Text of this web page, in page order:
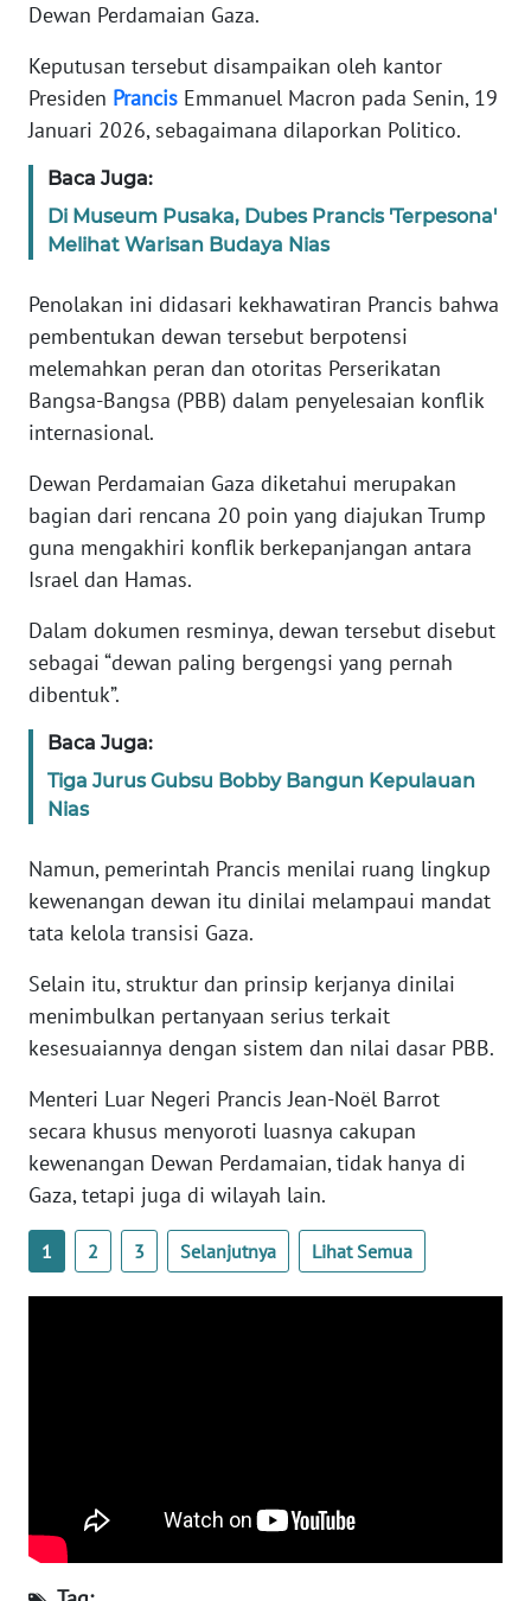
Dewan Perdamaian Gaza.
Keputusan tersebut disampaikan oleh kantor
Presiden Prancis Emmanuel Macron pada Senin, 19
Januari 2026, sebagaimana dilaporkan Politico.
Baca Juga:
Di Museum Pusaka, Dubes Prancis 'Terpesona'
Melihat Warisan Budaya Nias
Penolakan ini didasari kekhawatiran Prancis bahwa
pembentukan dewan tersebut berpotensi
melemahkan peran dan otoritas Perserikatan
Bangsa-Bangsa (PBB) dalam penyelesaian konflik
internasional.
Dewan Perdamaian Gaza diketahui merupakan
bagian dari rencana 20 poin yang diajukan Trump
guna mengakhiri konflik berkepanjangan antara
Israel dan Hamas.
Dalam dokumen resminya, dewan tersebut disebut
sebagai “dewan paling bergengsi yang pernah
dibentuk”.
Baca Juga:
Tiga Jurus Gubsu Bobby Bangun Kepulauan
Nias
Namun, pemerintah Prancis menilai ruang lingkup
kewenangan dewan itu dinilai melampaui mandat
tata kelola transisi Gaza.
Selain itu, struktur dan prinsip kerjanya dinilai
menimbulkan pertanyaan serius terkait
kesesuaiannya dengan sistem dan nilai dasar PBB.
Menteri Luar Negeri Prancis Jean-Noël Barrot
secara khusus menyoroti luasnya cakupan
kewenangan Dewan Perdamaian, tidak hanya di
Gaza, tetapi juga di wilayah lain.
1 2 3 Selanjutnya Lihat Semua
Informasi
INDEKS
BERITA
KAMI
INFO
TENTANG
KAMI
PEDOMAN
MEDIA
REDAKSI
KARIR
DISCLAIMER
WN
JAKARTA
JABAR
WN
BANTEN
WN
NTT
WN
WN